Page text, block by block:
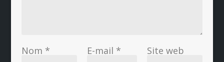
Nom * E-mail * Site web